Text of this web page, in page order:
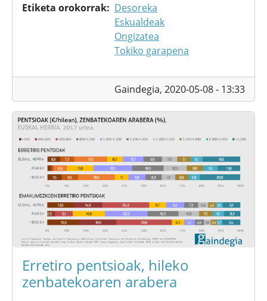
Etiketa orokorrak
Desoreka
Eskualdeak
Ongizatea
Tokiko garapena
Gaindegia, 2020-05-08 - 13:33
Erretiro pentsioak, hileko
zenbatekoaren arabera